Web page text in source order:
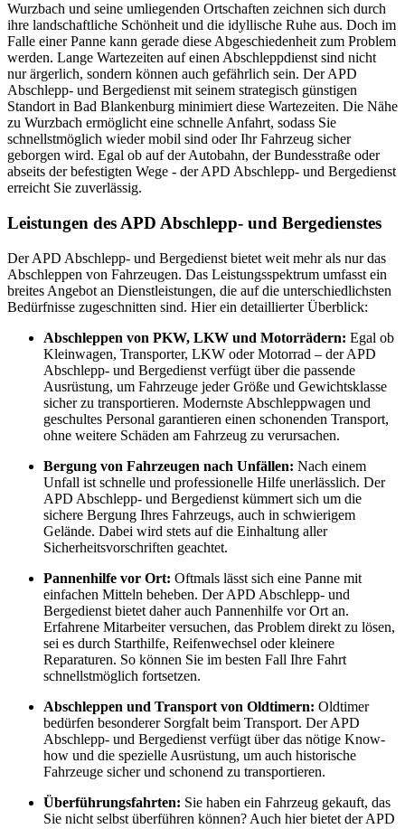
Wurzbach und seine umliegenden Ortschaften zeichnen sich durch
ihre landschaftliche Schönheit und die idyllische Ruhe aus. Doch im
Falle einer Panne kann gerade diese Abgeschiedenheit zum Problem
werden. Lange Wartezeiten auf einen Abschleppdienst sind nicht
nur ärgerlich, sondern können auch gefährlich sein. Der APD
Abschlepp- und Bergedienst mit seinem strategisch günstigen
Standort in Bad Blankenburg minimiert diese Wartezeiten. Die Nähe
zu Wurzbach ermöglicht eine schnelle Anfahrt, sodass Sie
schnellstmöglich wieder mobil sind oder Ihr Fahrzeug sicher
geborgen wird. Egal ob auf der Autobahn, der Bundesstraße oder
abseits der befestigten Wege - der APD Abschlepp- und Bergedienst
erreicht Sie zuverlässig.
Leistungen des APD Abschlepp- und Bergedienstes
Der APD Abschlepp- und Bergedienst bietet weit mehr als nur das
Abschleppen von Fahrzeugen. Das Leistungsspektrum umfasst ein
breites Angebot an Dienstleistungen, die auf die unterschiedlichsten
Bedürfnisse zugeschnitten sind. Hier ein detaillierter Überblick:
Abschleppen von PKW, LKW und Motorrädern: Egal ob
Kleinwagen, Transporter, LKW oder Motorrad – der APD
Abschlepp- und Bergedienst verfügt über die passende
Ausrüstung, um Fahrzeuge jeder Größe und Gewichtsklasse
sicher zu transportieren. Modernste Abschleppwagen und
geschultes Personal garantieren einen schonenden Transport,
ohne weitere Schäden am Fahrzeug zu verursachen.
Bergung von Fahrzeugen nach Unfällen: Nach einem
Unfall ist schnelle und professionelle Hilfe unerlässlich. Der
APD Abschlepp- und Bergedienst kümmert sich um die
sichere Bergung Ihres Fahrzeugs, auch in schwierigem
Gelände. Dabei wird stets auf die Einhaltung aller
Sicherheitsvorschriften geachtet.
Pannenhilfe vor Ort: Oftmals lässt sich eine Panne mit
einfachen Mitteln beheben. Der APD Abschlepp- und
Bergedienst bietet daher auch Pannenhilfe vor Ort an.
Erfahrene Mitarbeiter versuchen, das Problem direkt zu lösen,
sei es durch Starthilfe, Reifenwechsel oder kleinere
Reparaturen. So können Sie im besten Fall Ihre Fahrt
schnellstmöglich fortsetzen.
Abschleppen und Transport von Oldtimern: Oldtimer
bedürfen besonderer Sorgfalt beim Transport. Der APD
Abschlepp- und Bergedienst verfügt über das nötige Know-
how und die spezielle Ausrüstung, um auch historische
Fahrzeuge sicher und schonend zu transportieren.
Überführungsfahrten: Sie haben ein Fahrzeug gekauft, das
Sie nicht selbst überführen können? Auch hier bietet der APD